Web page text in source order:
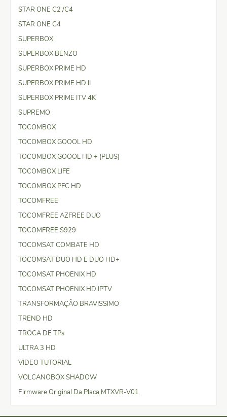
STAR ONE C2 /C4
STAR ONE C4
SUPERBOX
SUPERBOX BENZO
SUPERBOX PRIME HD
SUPERBOX PRIME HD II
SUPERBOX PRIME ITV 4K
SUPREMO
TOCOMBOX
TOCOMBOX GOOOL HD
TOCOMBOX GOOOL HD + (PLUS)
TOCOMBOX LIFE
TOCOMBOX PFC HD
TOCOMFREE
TOCOMFREE AZFREE DUO
TOCOMFREE S929
TOCOMSAT COMBATE HD
TOCOMSAT DUO HD E DUO HD+
TOCOMSAT PHOENIX HD
TOCOMSAT PHOENIX HD IPTV
TRANSFORMAÇÃO BRAVISSIMO
TREND HD
TROCA DE TPs
ULTRA 3 HD
VIDEO TUTORIAL
VOLCANOBOX SHADOW
Firmware Original Da Placa MTXVR-V01